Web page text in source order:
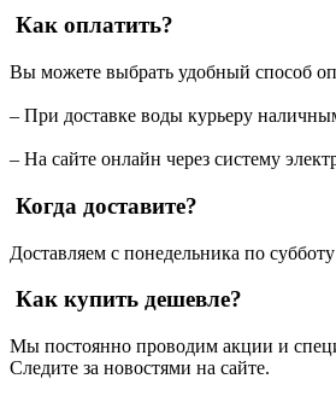
Как оплатить?
Вы можете выбрать удобный способ
– При доставке воды курьеру
– На сайте онлайн через систему
Когда доставите?
Доставляем с понедельника по
Как купить дешевле?
Мы постоянно проводим акции и
Следите за новостями на сайте.